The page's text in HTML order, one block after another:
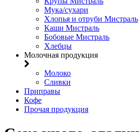
Мука/сухари
Хлопья и отруби Мистраль
Каши Мистраль
Бобовые Мистраль
Хлебцы
Молочная продукция
Молоко
Сливки
Приправы
Кофе
Прочая продукция